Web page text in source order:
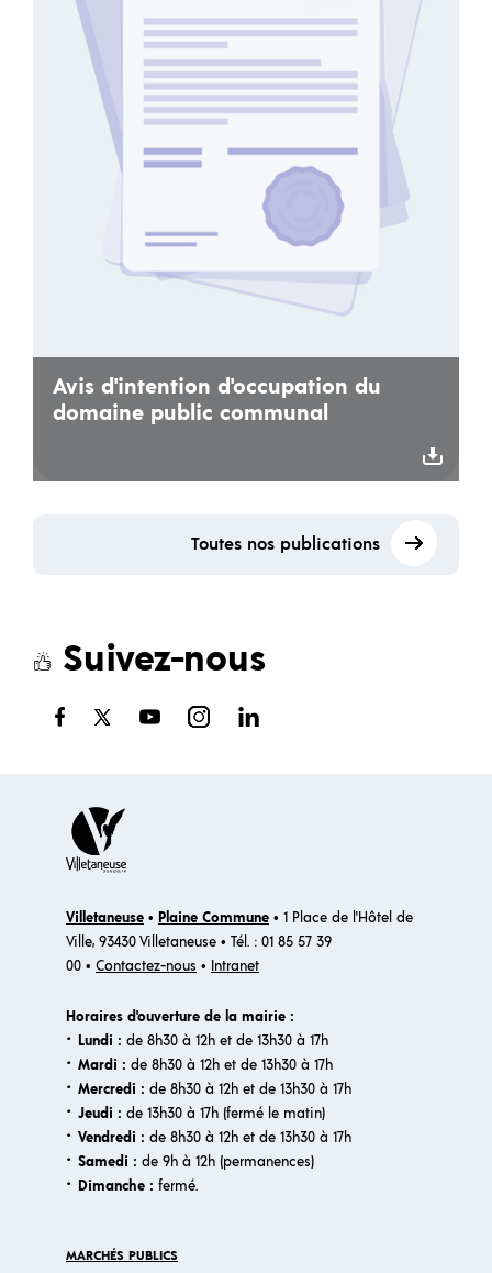
Avis d'intention d'occupation du
domaine public communal
Toutes nos publications
Suivez-nous
Villetaneuse • Plaine Commune • 1 Place de l'Hôtel de
Ville, 93430 Villetaneuse • Tél. : 01 85 57 39
00 • Contactez-nous • Intranet
Horaires d'ouverture de la mairie :
· Lundi : de 8h30 à 12h et de 13h30 à 17h
· Mardi : de 8h30 à 12h et de 13h30 à 17h
· Mercredi : de 8h30 à 12h et de 13h30 à 17h
· Jeudi : de 13h30 à 17h (fermé le matin)
· Vendredi : de 8h30 à 12h et de 13h30 à 17h
· Samedi : de 9h à 12h (permanences)
·​ Dimanche : fermé.
MARCHÉS PUBLICS